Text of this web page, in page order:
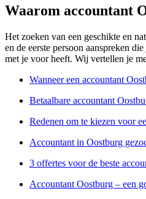
Waarom accountant
Het zoeken van een geschikte en
en de eerste persoon aanspreken
met je voor heeft. Wij vertellen je
Wanneer een accountant
Betaalbare accountant
Redenen om te kiezen voor
Accountant in Oostburg
3 offertes voor de beste
Accountant Oostburg – een